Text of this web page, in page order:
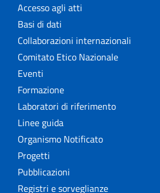
Accesso agli atti
Basi di dati
Collaborazioni internazionali
Comitato Etico Nazionale
Eventi
Formazione
Laboratori di riferimento
Linee guida
Organismo Notificato
Progetti
Pubblicazioni
Registri e sorveglianze